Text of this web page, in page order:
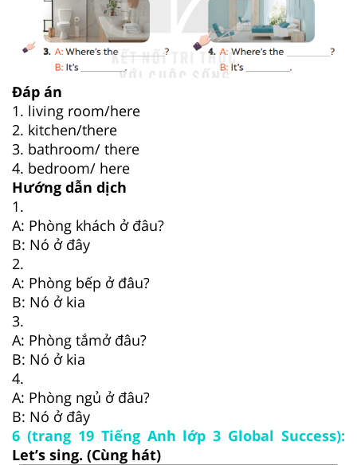
Đáp án
1. living room/here
2. kitchen/there
3. bathroom/ there
4. bedroom/ here
Hướng dẫn dịch
1.
A: Phòng khách ở đâu?
B: Nó ở đây
2.
A: Phòng bếp ở đâu?
B: Nó ở kia
3.
A: Phòng tắmở đâu?
B: Nó ở kia
4.
A: Phòng ngủ ở đâu?
B: Nó ở đây
6 (trang 19 Tiếng Anh lớp 3 Global Success):
Let’s sing. (Cùng hát)